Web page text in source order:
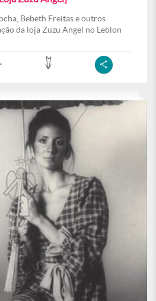
Bebeth Freitas e outros
da loja Zuzu Angel no Leblon